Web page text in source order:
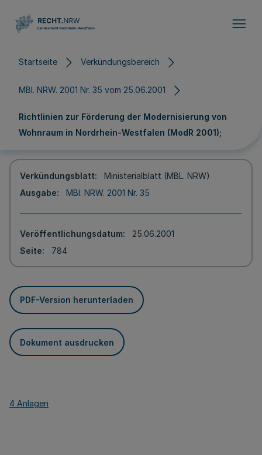
Startseite Verkündungsbereich
MBl. NRW. 2001 Nr. 35 vom 25.06.2001
Richtlinien zur Förderung der Modernisierung von
Wohnraum in Nordrhein-Westfalen (ModR 2001);
Verkündungsblatt
Ministerialblatt (MBL. NRW)
Ausgabe
MBl. NRW. 2001 Nr. 35
Veröffentlichungsdatum
25.06.2001
Seite
784
PDF-Version herunterladen
Dokument ausdrucken
4 Anlagen